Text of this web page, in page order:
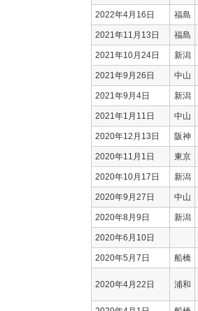
2022年4月16日 福島
2021年11月13日 福島
2021年10月24日 新潟
2021年9月26日 中山
2021年9月4日 新潟
2021年1月11日 中山
2020年12月13日 阪神
2020年11月1日 東京
2020年10月17日 新潟
2020年9月27日 中山
2020年8月9日 新潟
2020年6月10日
2020年5月7日 船橋
2020年4月22日 浦和